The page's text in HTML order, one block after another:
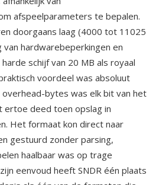
afspeelparameters te bepalen.
doorgaans laag (4000 tot 11025
hardwarebeperkingen en
schijf van 20 MB als royaal
voordeel was absoluut
bytes was elk bit van het
ertoe deed toen opslag in
Het formaat kon direct naar
gestuurd zonder parsing,
haalbaar was op trage
eenvoud heeft SNDR één plaats